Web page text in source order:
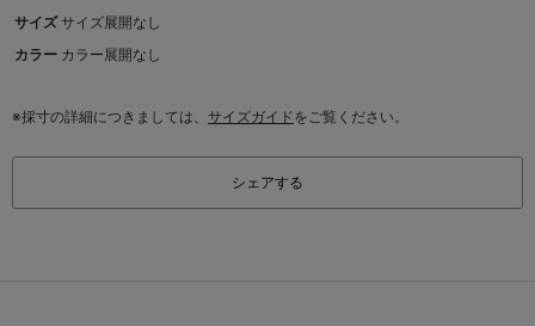
サイズ サイズ展開なし
カラー カラー展開なし
※採寸の詳細につきましては、 サイズガイドをご覧ください。
シェアする